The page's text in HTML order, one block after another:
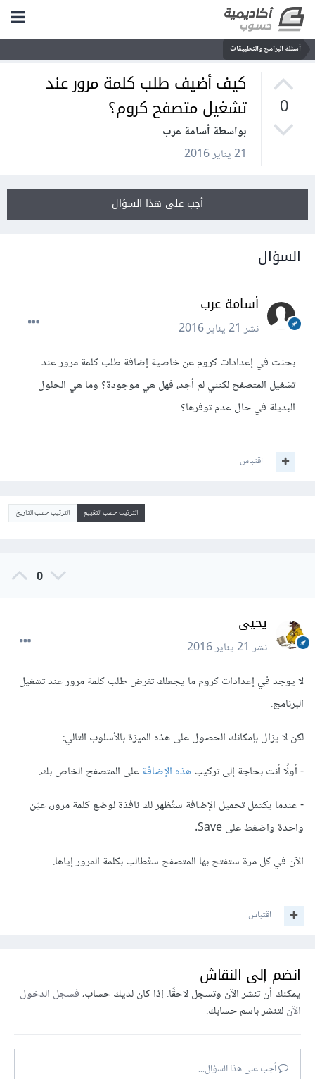
أسئلة البرامج والتطبيقات
0
كيف أضيف طلب كلمة مرور عند
تشغيل متصفح كروم؟
بواسطة أسامة عرب
21 يناير 2016
أجب على هذا السؤال
السؤال
أسامة عرب
نشر21 يناير 2016
بحثت في إعدادات كروم عن خاصية إضافة طلب كلمة مرور عند
تشغيل المتصفح لكنني لم أجد، فهل هي موجودة؟ وما هي الحلول
البديلة في حال عدم توفرها؟
اقتباس
الترتيب حسب التقييم الترتيب حسب التاريخ
0
يحيى
نشر21 يناير 2016
لا يوجد في إعدادات كروم ما يجعلك تفرض طلب كلمة مرور عند تشغيل
البرنامج.
لكن لا يزال بإمكانك الحصول على هذه الميزة بالأسلوب التالي:
- أولًا أنت بحاجة إلى تركيبهذه الإضافةعلى المتصفح الخاص بك.
- عندما يكتمل تحميل الإضافة ستُظهر لك نافذة لوضع كلمة مرور، عيّن
واحدة واضغط على Save.
الآن في كل مرة ستفتح بها المتصفح ستُطالب بكلمة المرور إياها.
اقتباس
انضم إلى النقاش
يمكنك أن تنشر الآن وتسجل لاحقًا. إذا كان لديك حساب،فسجل الدخول
الآنلتنشر باسم حسابك.
أجب على هذا السؤال...